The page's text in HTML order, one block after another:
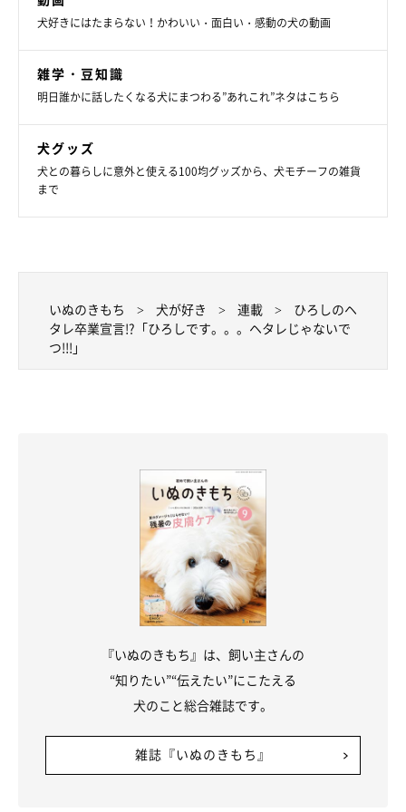
犬好きにはたまらない！かわいい・面白い・感動の犬の動画
雑学・豆知識
明日誰かに話したくなる犬にまつわる”あれこれ”ネタはこちら
犬グッズ
犬との暮らしに意外と使える100均グッズから、犬モチーフの雑貨
まで
いぬのきもち 犬が好き 連載
ひろしのヘ
タレ卒業宣言!?「ひろしです。。。ヘタレじゃないで
つ!!!」
『いぬのきもち』は、飼い主さんの
“知りたい”“伝えたい”にこたえる
犬のこと総合雑誌です。
雑誌『いぬのきもち』